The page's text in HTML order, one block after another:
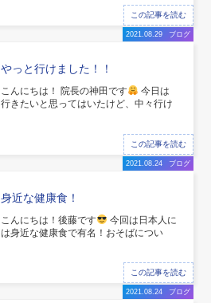
そうすると多くな
るのが足がつること！ つる原因は3つあ
この記事を読む
2021.08.29 ブログ
やっと行けました！！
こんにちは！ 院長の神田です
今日は
行きたいと思ってはいたけど、中々行け
いう話を聞いてから行こう行こうと思っ
たましたが、やっと行けました(^^) 現
在、錦糸町に二店舗あり、どちら
この記事を読む
2021.08.24 ブログ
身近な健康食！
こんにちは！後藤です
今回は日本人に
は身近な健康食で有名！おそばについ
いだけでなく栄養素の面から見ても素晴
良質なタンパク
質、さらには体の中で作ること
この記事を読む
2021.08.24 ブログ